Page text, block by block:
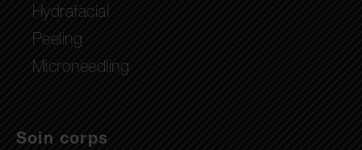
Hydrafacial
Peeling
Microneedling
Soin corps